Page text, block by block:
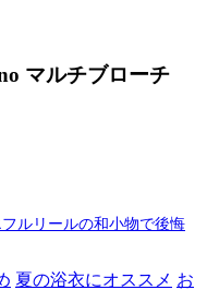
マルチブローチ
ルリールの和小物で後悔
夏の浴衣にオススメ お